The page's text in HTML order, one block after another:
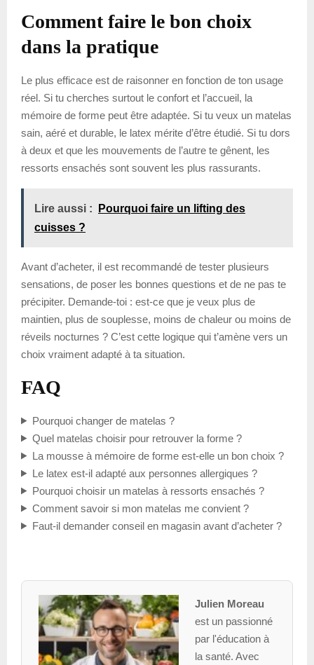
Comment faire le bon choix
dans la pratique
Le plus efficace est de raisonner en fonction de ton usage
réel. Si tu cherches surtout le confort et l’accueil, la
mémoire de forme peut être adaptée. Si tu veux un matelas
sain, aéré et durable, le latex mérite d’être étudié. Si tu dors
à deux et que les mouvements de l’autre te gênent, les
ressorts ensachés sont souvent les plus rassurants.
Lire aussi :
Pourquoi faire un lifting des
cuisses ?
Avant d’acheter, il est recommandé de tester plusieurs
sensations, de poser les bonnes questions et de ne pas te
précipiter. Demande-toi : est-ce que je veux plus de
maintien, plus de souplesse, moins de chaleur ou moins de
réveils nocturnes ? C’est cette logique qui t’amène vers un
choix vraiment adapté à ta situation.
FAQ
Pourquoi changer de matelas ?
Quel matelas choisir pour retrouver la forme ?
La mousse à mémoire de forme est-elle un bon choix ?
Le latex est-il adapté aux personnes allergiques ?
Pourquoi choisir un matelas à ressorts ensachés ?
Comment savoir si mon matelas me convient ?
Faut-il demander conseil en magasin avant d’acheter ?
Julien Moreau
est un passionné
par l'éducation à
la santé. Avec